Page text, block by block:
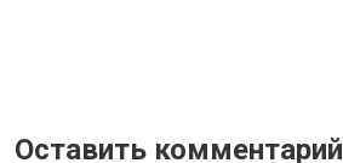
Оставить комментарий